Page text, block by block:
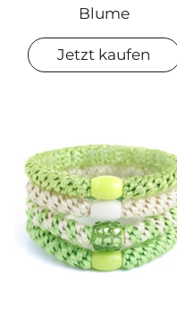
Blume
Jetzt kaufen